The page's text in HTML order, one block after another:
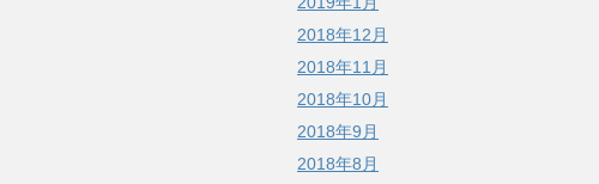
2018年12月
2018年11月
2018年10月
2018年9月
2018年8月